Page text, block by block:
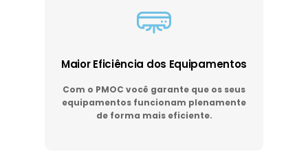
Maior Eficiência dos Equipamentos
Com o PMOC você garante que os seus
equipamentos funcionam plenamente
de forma mais eficiente.